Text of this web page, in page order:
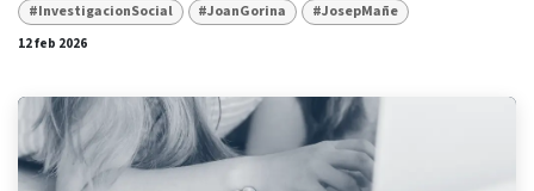
#InvestigacionSocial #JoanGorina
#JosepMañe
12 feb 2026